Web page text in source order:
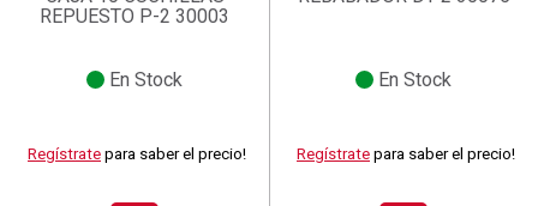
REPUESTO P-2 30003
En Stock
Regístrate para saber el precio!
En Stock
Regístrate para saber el precio!